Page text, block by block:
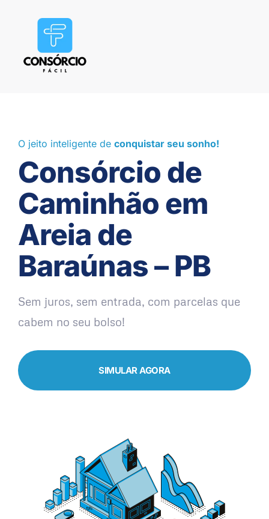
O jeito inteligente de conquistar seu sonho!
Consórcio de
Caminhão em
Areia de
Baraúnas – PB
Sem juros, sem entrada, com parcelas que
cabem no seu bolso!
SIMULAR AGORA